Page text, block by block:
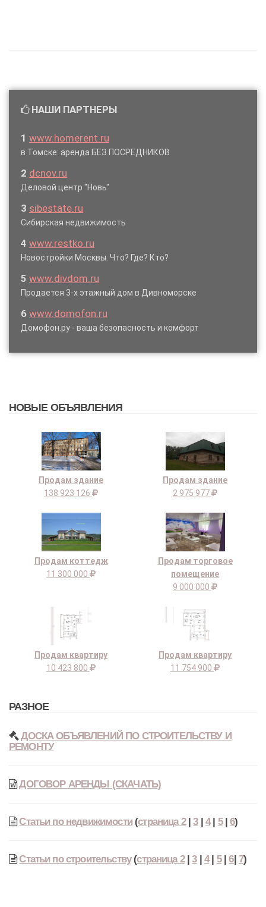
НАШИ ПАРТНЕРЫ
1 www.homerent.ru
в Томске: аренда БЕЗ ПОСРЕДНИКОВ
2 dcnov.ru
Деловой центр "Новь"
3 sibestate.ru
Сибирская недвижимость
4 www.restko.ru
Новостройки Москвы. Что? Где? Кто?
5 www.divdom.ru
Продается 3-х этажный дом в Дивноморске
6 www.domofon.ru
Домофон.ру - ваша безопасность и комфорт
НОВЫЕ ОБЪЯВЛЕНИЯ
Продам здание
138 923 126
Продам здание
2 975 977
Продам коттедж
11 300 000
Продам торговое
помещение
9 000 000
Продам квартиру
10 423 800
Продам квартиру
11 754 900
РАЗНОЕ
ДОСКА ОБЪЯВЛЕНИЙ ПО СТРОИТЕЛЬСТВУ И
РЕМОНТУ
ДОГОВОР АРЕНДЫ (СКАЧАТЬ)
Статьи по недвижимости(страница 2|3| 4| 5|6)
Статьи по строительству(страница 2|3|4| 5|6| 7)